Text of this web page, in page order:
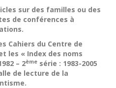
sur des familles ou des
de conférences à
Cahiers du Centre de
les « Index des noms
– 2ème série : 1983-2005
de lecture de la